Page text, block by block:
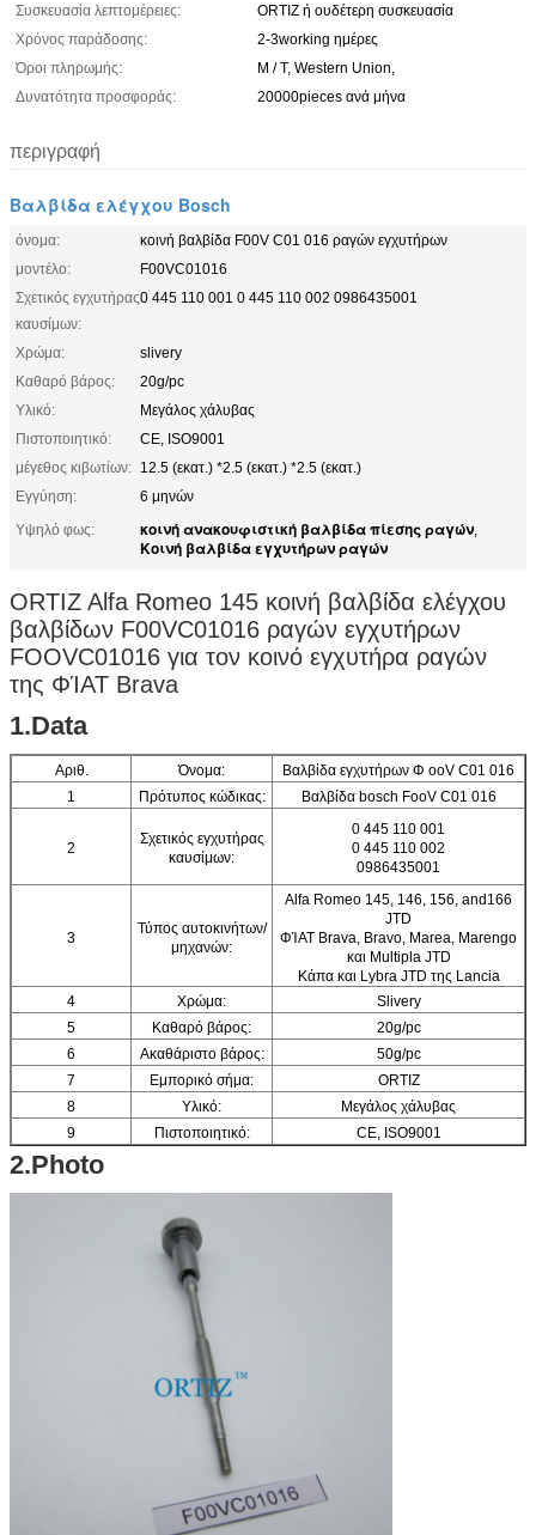
Συσκευασία λεπτομέρειες:
ORTIZ ή ουδέτερη συσκευασία
Χρόνος παράδοσης:
2-3working ημέρες
Όροι πληρωμής:
Μ / Τ, Western Union,
Δυνατότητα προσφοράς:
20000pieces ανά μήνα
περιγραφή
Βαλβίδα ελέγχου Bosch
όνομα:
κοινή βαλβίδα F00V C01 016 ραγών εγχυτήρων
μοντέλο:
F00VC01016
Σχετικός εγχυτήρας
καυσίμων:
0 445 110 001 0 445 110 002 0986435001
Χρώμα:
slivery
Καθαρό βάρος:
20g/pc
Υλικό:
Μεγάλος χάλυβας
Πιστοποιητικό:
CE, ISO9001
μέγεθος κιβωτίων: 12.5 (εκατ.) *2.5 (εκατ.) *2.5 (εκατ.)
Εγγύηση:
6 μηνών
Υψηλό φως:
κοινή ανακουφιστική βαλβίδα πίεσης ραγών,
Κοινή βαλβίδα εγχυτήρων ραγών
ORTIZ Alfa Romeo 145 κοινή βαλβίδα ελέγχου
βαλβίδων F00VC01016 ραγών εγχυτήρων
FOOVC01016 για τον κοινό εγχυτήρα ραγών
της ΦΊΑΤ Brava
1.Data
Αριθ. Όνομα:
Βαλβίδα εγχυτήρων Φ ooV C01 016
1
Πρότυπος κώδικας: Βαλβίδα bosch FooV C01 016
2
Σχετικός εγχυτήρας
καυσίμων:
0 445 110 001
0 445 110 002
0986435001
3
Τύπος αυτοκινήτων/
μηχανών:
Alfa Romeo 145, 146, 156, and166
JTD
ΦΊΑΤ Brava, Bravo, Marea, Marengo
και Multipla JTD
Κάπα και Lybra JTD της Lancia
4
Χρώμα:
Slivery
5
Καθαρό βάρος:
20g/pc
6
Ακαθάριστο βάρος:
50g/pc
7
Εμπορικό σήμα:
ORTIZ
8
Υλικό:
Μεγάλος χάλυβας
9
Πιστοποιητικό: CE, ISO9001
10
Εξουσιοδότηση:
2.Photo